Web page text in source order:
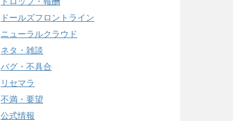
ドールズフロントライン
ニューラルクラウド
ネタ・雑談
バグ・不具合
リセマラ
不満・要望
公式情報